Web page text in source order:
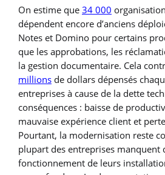
On estime que 34 000
dépendent encore d’anciens
Notes et Domino pour certains
que les approbations, les
la gestion documentaire. Cela
millions de dollars dépensés
entreprises à cause de la dette
conséquences : baisse de
mauvaise expérience client et
Pourtant, la modernisation reste
plupart des entreprises manquent
fonctionnement de leurs